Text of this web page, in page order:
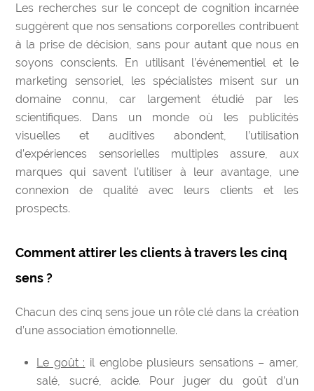
Les recherches sur le concept de cognition incarnée
suggèrent que nos sensations corporelles contribuent
à la prise de décision, sans pour autant que nous en
soyons conscients. En utilisant l’événementiel et le
marketing sensoriel, les spécialistes misent sur un
domaine connu, car largement étudié par les
scientifiques. Dans un monde où les publicités
visuelles et auditives abondent, l’utilisation
d’expériences sensorielles multiples assure, aux
marques qui savent l’utiliser à leur avantage, une
connexion de qualité avec leurs clients et les
prospects.
Comment attirer les clients à travers les cinq
sens ?
Chacun des cinq sens joue un rôle clé dans la création
d’une association émotionnelle.
Le goût : il englobe plusieurs sensations – amer,
salé, sucré, acide. Pour juger du goût d’un